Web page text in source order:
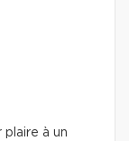
à un